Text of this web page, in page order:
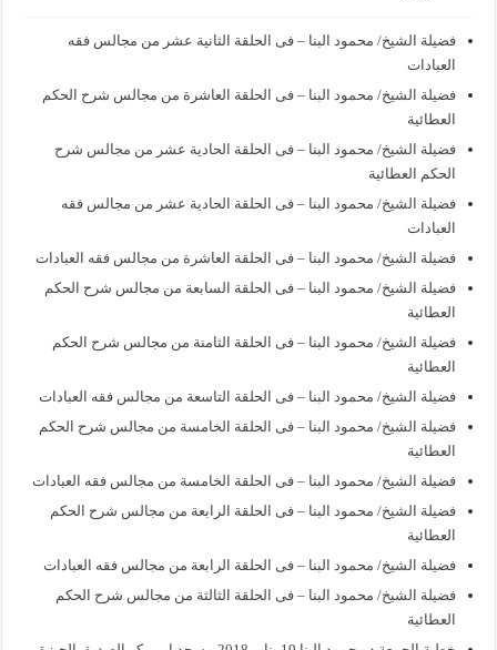
فضيلة الشيخ/ محمود البنا – فى الحلقة الثانية عشر من مجالس فقه
العبادات
فضيلة الشيخ/ محمود البنا – فى الحلقة العاشرة من مجالس شرح الحكم
العطائية
فضيلة الشيخ/ محمود البنا – فى الحلقة الحادية عشر من مجالس شرح
الحكم العطائية
فضيلة الشيخ/ محمود البنا – فى الحلقة الحادية عشر من مجالس فقه
العبادات
فضيلة الشيخ/ محمود البنا – فى الحلقة العاشرة من مجالس فقه العبادات
فضيلة الشيخ/ محمود البنا – فى الحلقة السابعة من مجالس شرح الحكم
العطائية
فضيلة الشيخ/ محمود البنا – فى الحلقة الثامنة من مجالس شرح الحكم
العطائية
فضيلة الشيخ/ محمود البنا – فى الحلقة التاسعة من مجالس فقه العبادات
فضيلة الشيخ/ محمود البنا – فى الحلقة الخامسة من مجالس شرح الحكم
العطائية
فضيلة الشيخ/ محمود البنا – فى الحلقة الخامسة من مجالس فقه العبادات
فضيلة الشيخ/ محمود البنا – فى الحلقة الرابعة من مجالس شرح الحكم
العطائية
فضيلة الشيخ/ محمود البنا – فى الحلقة الرابعة من مجالس فقه العبادات
فضيلة الشيخ/ محمود البنا – فى الحلقة الثالثة من مجالس شرح الحكم
العطائية